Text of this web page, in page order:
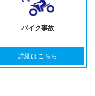
バイク事故
詳細はこちら